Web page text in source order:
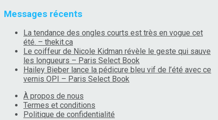
Messages récents
La tendance des ongles courts est très en vogue cet
été. – thekit.ca
Le coiffeur de Nicole Kidman révèle le geste qui sauve
les longueurs – Paris Select Book
Hailey Bieber lance la pédicure bleu vif de l’été avec ce
vernis OPI – Paris Select Book
À propos de nous
Termes et conditions
Politique de confidentialité